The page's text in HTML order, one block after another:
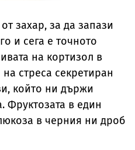
захар, за да запази
и сега е точното
на кортизол в
стреса секретиран
който ни държи
Фруктозата в един
в черния ни дроб